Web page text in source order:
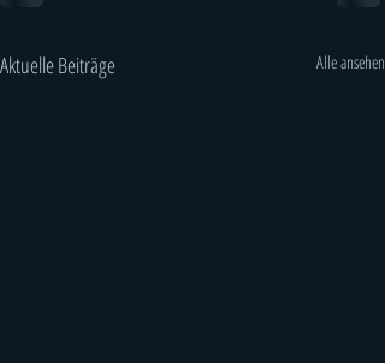
Aktuelle Beiträge Alle ansehen